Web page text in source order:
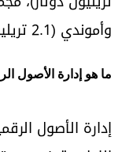
وأموندي (2.1 تريليون دولار).
ما هو إدارة الأصول